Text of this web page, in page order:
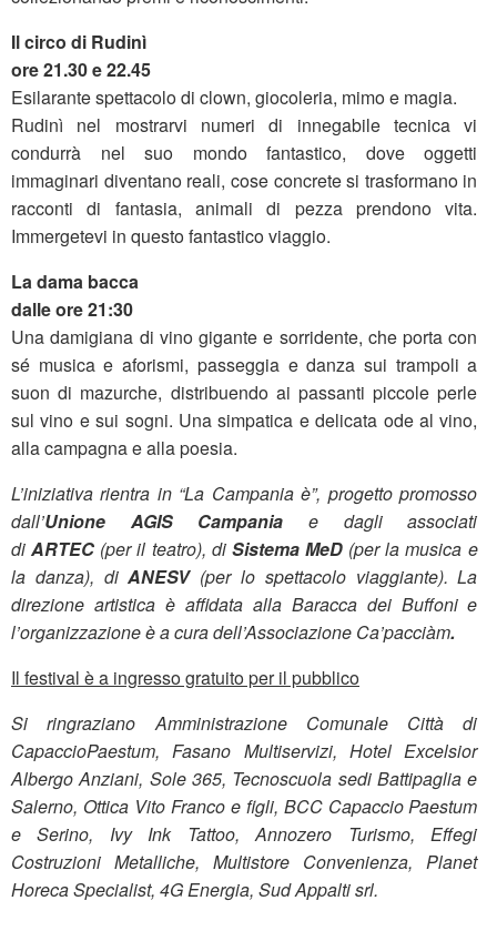
Il circo di Rudinì
ore 21.30 e 22.45
Esilarante spettacolo di clown, giocoleria, mimo e magia.
Rudinì nel mostrarvi numeri di innegabile tecnica vi
condurrà nel suo mondo fantastico, dove oggetti
immaginari diventano reali, cose concrete si trasformano in
racconti di fantasia, animali di pezza prendono vita.
Immergetevi in questo fantastico viaggio.
La dama bacca
dalle ore 21:30
Una damigiana di vino gigante e sorridente, che porta con
sé musica e aforismi, passeggia e danza sui trampoli a
suon di mazurche, distribuendo ai passanti piccole perle
sul vino e sui sogni. Una simpatica e delicata ode al vino,
alla campagna e alla poesia.
L’iniziativa rientra in “La Campania è”, progetto promosso
dall’Unione AGIS Campania e dagli associati
diARTEC (per il teatro), di Sistema MeD(per la musica e
la danza), diANESV(per lo spettacolo viaggiante). La
direzione artistica è affidata alla Baracca dei Buffoni e
l’organizzazione è a cura dell’Associazione Ca’pacciàm.
Il festival è a ingresso gratuito per il pubblico
Si ringraziano Amministrazione Comunale Città di
CapaccioPaestum, Fasano Multiservizi, Hotel Excelsior
Albergo Anziani, Sole 365, Tecnoscuola sedi Battipaglia e
Salerno, Ottica Vito Franco e figli, BCC Capaccio Paestum
e Serino, Ivy Ink Tattoo, Annozero Turismo, Effegi
Costruzioni Metalliche, Multistore Convenienza, Planet
Horeca Specialist, 4G Energia, Sud Appalti srl.